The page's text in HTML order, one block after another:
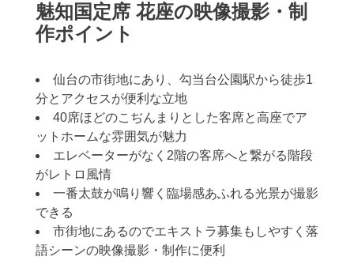
魅知国定席 花座の映像撮影・制
作ポイント
仙台の市街地にあり、勾当台公園駅から徒歩1
分とアクセスが便利な立地
40席ほどのこぢんまりとした客席と高座でア
ットホームな雰囲気が魅力
エレベーターがなく2階の客席へと繋がる階段
がレトロ風情
一番太鼓が鳴り響く臨場感あふれる光景が撮影
できる
市街地にあるのでエキストラ募集もしやすく落
語シーンの映像撮影・制作に便利